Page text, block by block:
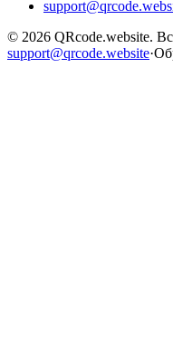
© 2026 QRcode.website.
support@qrcode.website·